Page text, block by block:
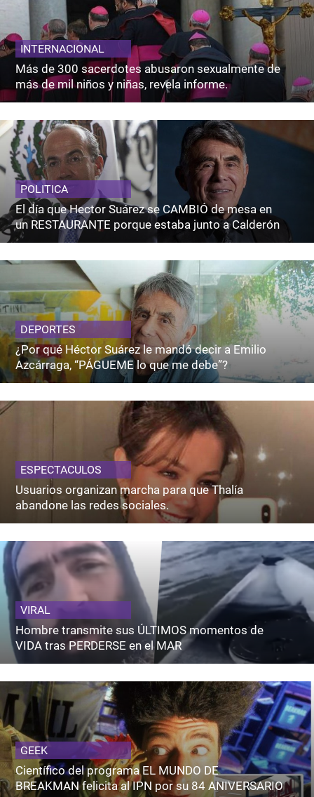
INTERNACIONAL
Más de 300 sacerdotes abusaron sexualmente de
más de mil niños y niñas, revela informe.
POLITICA
El día que Hector Suárez se CAMBIÓ de mesa en
un RESTAURANTE porque estaba junto a Calderón
DEPORTES
¿Por qué Héctor Suárez le mandó decir a Emilio
Azcárraga, “PÁGUEME lo que me debe”?
ESPECTACULOS
Usuarios organizan marcha para que Thalía
abandone las redes sociales.
VIRAL
Hombre transmite sus ÚLTIMOS momentos de
VIDA tras PERDERSE en el MAR
GEEK
Científico del programa EL MUNDO DE
BREAKMAN felicita al IPN por su 84 ANIVERSARIO